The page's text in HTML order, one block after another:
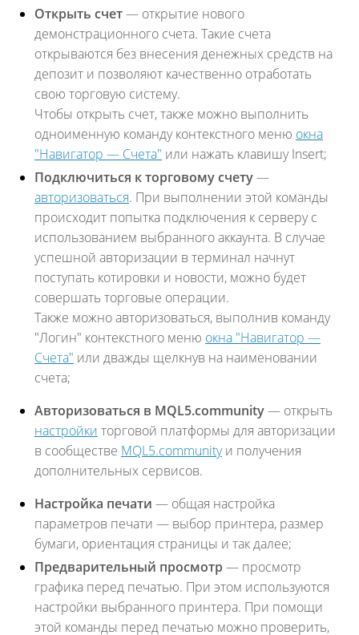
Открыть счет— открытие нового
демонстрационного счета. Такие счета
открываются без внесения денежных средств на
депозит и позволяют качественно отработать
свою торговую систему.
Чтобы открыть счет, также можно выполнить
одноименную команду контекстного меню окна
"Навигатор — Счета" или нажать клавишу Insert;
Подключиться к торговому счету—
авторизоваться. При выполнении этой команды
происходит попытка подключения к серверу с
использованием выбранного аккаунта. В случае
успешной авторизации в терминал начнут
поступать котировки и новости, можно будет
совершать торговые операции.
Также можно авторизоваться, выполнив команду
"Логин" контекстного меню окна "Навигатор —
Счета" или дважды щелкнув на наименовании
счета;
Авторизоваться в MQL5.community— открыть
настройки торговой платформы для авторизации
в сообществе MQL5.communityи получения
дополнительных сервисов.
Настройка печати — общая настройка
параметров печати — выбор принтера, размер
бумаги, ориентация страницы и так далее;
Предварительный просмотр — просмотр
графика перед печатью. При этом используются
настройки выбранного принтера. При помощи
этой команды перед печатью можно проверить,